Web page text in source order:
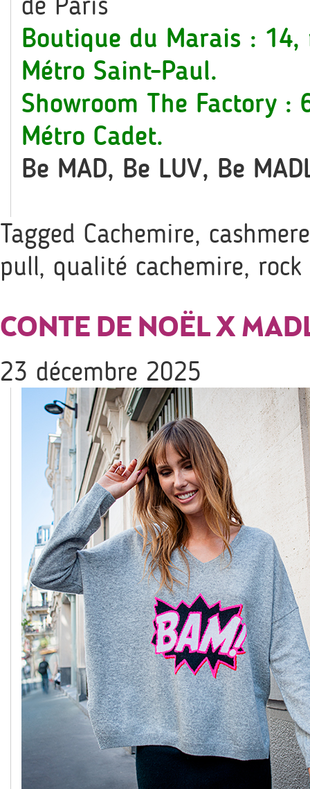
Boutique du Marais :
Métro Saint-Paul.
Showroom The Factory
Métro Cadet.
Be MAD, Be LUV, Be
Tagged Cachemire, cashmere
pull, qualité cachemire, rock
CONTE DE NOËL X
23 décembre 2025